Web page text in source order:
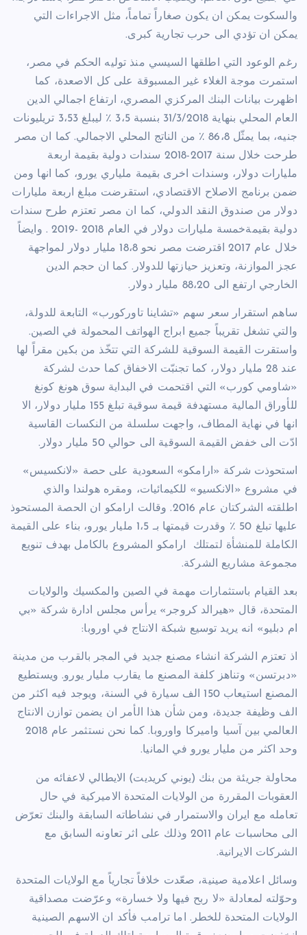
والسكوت يمكن ان يكون صغاراً تماماً، مثل الاجراءات التي
يمكن ان تؤدي الى حرب تجارية كبرى.
رغم الوعود التي اطلقها السيسي منذ توليه الحكم في مصر،
استمرت موجة الغلاء غير المسبوقة على كل الاصعدة، كما
اظهرت بيانات البنك المركزي المصري، ارتفاع اجمالي الدين
العام المحلي بنهاية 31/3/2018 بنسبة 3،5 ٪ ليبلغ 3،53 تريليونات
جنيه، بما يمثّل 86،8 ٪ من الناتج المحلي الاجمالي. كما ان مصر
طرحت خلال سنة 2017-2018 سندات دولية بقيمة اربعة
مليارات دولار، وسندات اخرى بقيمة ملياري يورو، كما انها ومن
ضمن برنامج الاصلاح الاقتصادي، استقرضت مبلغ اربعة مليارات
دولار من صندوق النقد الدولي، كما ان مصر تعتزم طرح سندات
دولية بقيمةخمسة مليارات دولار في العام 2018 -2019 . وايضاً
خلال عام 2017 اقترضت مصر نحو 18،8 مليار دولار لمواجهة
عجز الموازنة، وتعزيز حيازتها للدولار. كما ان حجم الدين
الخارجي ارتفع الى 88،20 مليار دولار.
ساهم استقرار سعر سهم «تشاينا تاوركورب» التابعة للدولة،
والتي تشغل تقريباً جميع ابراج الهواتف المحمولة في الصين.
واستقرت القيمة السوقية للشركة التي تتخّذ من بكين مقراً لها
عند 28 مليار دولار، كما تجنبّت الاخفاق كما حدث لشركة
«شاومي كورب» التي اقتحمت في البداية سوق هونغ كونغ
للأوراق المالية مستهدفة قيمة سوقية تبلغ 155 مليار دولار، الا
انها في نهاية المطاف، واجهت سلسلة من النكسات القاسية
ادّت الى خفض القيمة السوقية الى حوالي 50 مليار دولار.
استحوذت شركة «ارامكو» السعودية على حصة «لانكسيس»
في مشروع «الانكسيو» للكيمائيات، ومقره هولندا والذي
اطلقته الشركتان عام 2016. وقالت ارامكو ان الحصة المستحوذ
عليها تبلغ 50 ٪ وقدرت قيمتها بـ 1،5 مليار يورو، بناء على القيمة
الكاملة للمنشأة لتمتلك
ارامكو المشروع بالكامل بهدف تنويع
مجموعة مشاريع الشركة.
بعد القيام باستثمارات مهمة في الصين والمكسيك والولايات
المتحدة، قال «هيرالد كروجر» يرأس مجلس ادارة شركة «بي
ام دبليو» انه يريد توسيع شبكة الانتاج في اوروبا:
اذ تعتزم الشركة انشاء مصنع جديد في المجر بالقرب من مدينة
«دبرتسن» وتناهز كلفة المصنع ما يقارب مليار يورو. ويستطيع
المصنع استيعاب 150 الف سيارة في السنة، ويوجد فيه اكثر من
الف وظيفة جديدة، ومن شأن هذا الأمر ان يضمن توازن الانتاج
العالمي بين آسيا واميركا واوروبا. كما نحن نستثمر عام 2018
وحد اكثر من مليار يورو في المانيا.
محاولة جريئة من بنك (يوني كريديت) الايطالي لاعفائه من
العقوبات المقررة من الولايات المتحدة الاميركية في حال
تعامله مع ايران والاستمرار في نشاطاته السابقة والبنك تعرّض
الى محاسبات عام 2011 وذلك على اثر تعاونه السابق مع
الشركات الايرانية.
وسائل اعلامية صينية، صعّدت خلافاً تجارياً مع الولايات المتحدة
وحوّلته لمعادلة «لا ربح فيها ولا خسارة» وعرّضت مصداقية
الولايات المتحدة للخطر. اما ترامب فأكد ان الاسهم الصينية